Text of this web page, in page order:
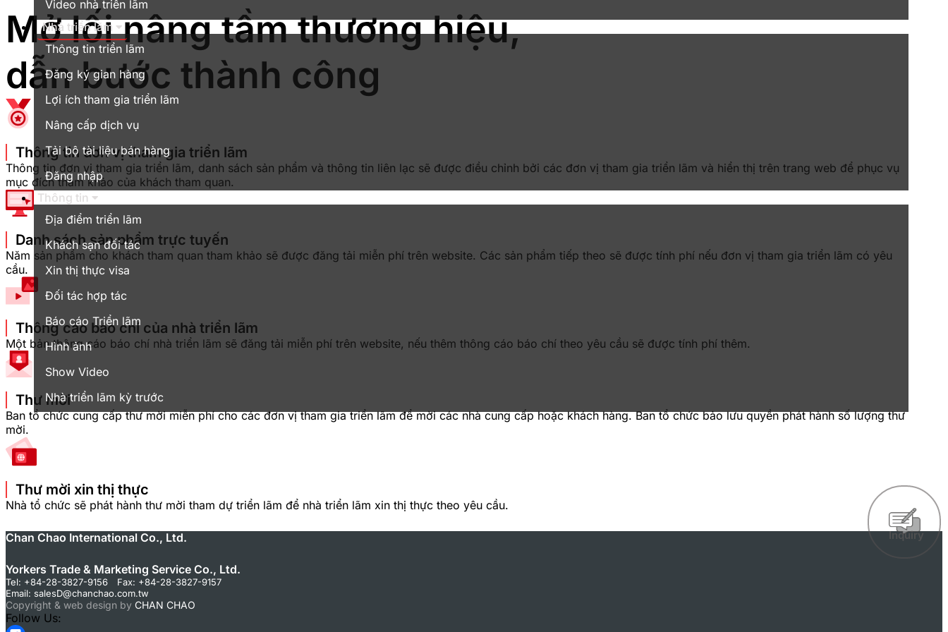
Video nhà triển lãm
Nhà triển lãm
Thông tin triển lãm
Đăng ký gian hàng
Lợi ích tham gia triển lãm
Nâng cấp dịch vụ
Tải bộ tài liệu bán hàng
Đăng nhập
Thông tin
Địa điểm triển lãm
Khách sạn đối tác
Xin thị thực visa
Đối tác hợp tác
Báo cáo Triển lãm
Hình ảnh
Show Video
Nhà triển lãm kỳ trước
Inquiry
Mở lối nâng tầm thương hiệu,
dẫn bước thành công
Thông tin đơn vị tham gia triển lãm
Thông tin đơn vị tham gia triển lãm, danh sách sản phẩm và thông tin liên lạc sẽ được điều chỉnh bởi các đơn vị tham gia triển lãm và hiển thị trên trang web để phục vụ
mục đích tham khảo của khách tham quan.
Danh sách sản phẩm trực tuyến
Năm sản phẩm cho khách tham quan tham khảo sẽ được đăng tải miễn phí trên website. Các sản phẩm tiếp theo sẽ được tính phí nếu đơn vị tham gia triển lãm có yêu
cầu.
Thông cáo báo chí của nhà triển lãm
Một bản thông cáo báo chí nhà triển lãm sẽ đăng tải miễn phí trên website, nếu thêm thông cáo báo chí theo yêu cầu sẽ được tính phí thêm.
Thư mời
Ban tổ chức cung cấp thư mời miễn phí cho các đơn vị tham gia triển lãm để mời các nhà cung cấp hoặc khách hàng. Ban tổ chức bảo lưu quyền phát hành số lượng thư
mời.
Thư mời xin thị thực
Nhà tổ chức sẽ phát hành thư mời tham dự triển lãm để nhà triển lãm xin thị thực theo yêu cầu.
Chan Chao International Co., Ltd.
Yorkers Trade & Marketing Service Co., Ltd.
Tel: +84-28-3827-9156 Fax: +84-28-3827-9157
Email: salesD@chanchao.com.tw
Copyright & web design by CHAN CHAO
Follow Us: